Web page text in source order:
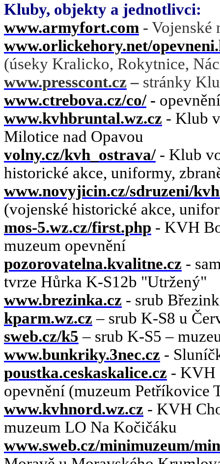
Kluby, objekty a jednotlivci:
www.armyfort.com - Vojenské
www.orlickehory.net/
(úseky Kralicko, Rokytnice,
www.presscont.cz – stránky
www.ctrebova.cz/co/- opevnění
www.kvhbruntal.wz.cz - Klub
Milotice nad Opavou
volny.cz/kvh_ostrava/- Klub
historické akce, uniformy,
www.novyjicin.cz/sdruzeni/
(vojenské historické akce,
mos-5.wz.cz/first.php - KVH
muzeum opevnění
pozorovatelna.kvalitne.cz -
tvrze Hůrka K-S12b "Utržený"
www.brezinka.cz - srub
kparm.wz.cz – srub K-S8 u
sweb.cz/k5 – srub K-S5 –
www.bunkriky.3nec.cz -
poustka.ceskaskalice.cz - KVH
opevnění (muzeum Petříkovice
www.kvhnord.wz.cz - KVH
muzeum LO Na Kočičáku
www.sweb.cz/minimuzeum/